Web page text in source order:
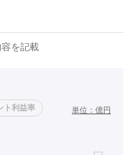
を記載
ト利益率 単位： 億円